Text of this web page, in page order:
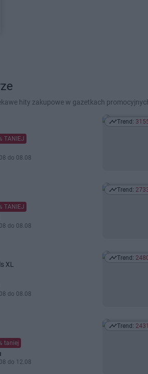
hity zakupowe w gazetkach
TANIEJ
do 08.08
Trend: 3155
Trend:
TANIEJ
do 08.08
Trend: 2733
Trend:
XL
do 08.08
Trend: 2480
Trend:
taniej
do 12.08
Trend: 2431
Trend: 2431